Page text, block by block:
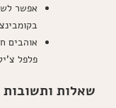
אפשר
אוהבים
פלפל
שאלות ותשובות